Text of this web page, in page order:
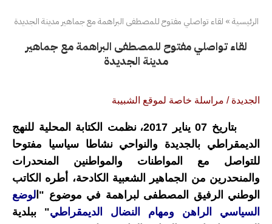
الرئيسية» لقاء تواصلي مفتوح للمصطفى البراهمة مع جماهير مدينة الجديدة
لقاء تواصلي مفتوح للمصطفى البراهمة مع جماهير
مدينة الجديدة
الجديدة / مراسلة خاصة لموقع الشبيبة
بتاريخ 07 يناير 2017، نظمت الكتابة المحلية للنهج
الديمقراطي بالجديدة والنواحي نشاطا سياسيا مفتوحا
للتواصل مع المواطنات والمواطنين المنحدرات
والمنحدرين من الجماهير الشعبية الكادحة، أطره الكاتب
الوطني الرفيق المصطفى لبراهمة في موضوع "ا لوضع
السياسي الراهن ومهام النضال الديمقراطي" ببلدية